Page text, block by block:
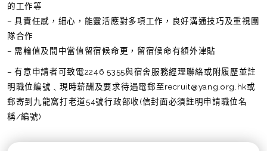
的工作等
– 具責任感，細心，能靈活應對多項工作，良好溝通技巧及重視團
隊合作
– 需輪值及間中當值留宿候命更，留宿候命有額外津貼
– 有意申請者可致電2246 5355與宿舍服務經理聯絡或附履歷並註
明職位編號﹑現時薪酬及要求待遇電郵至recruit@yang.org.hk或
郵寄到九龍窩打老道54號行政部收(信封面必須註明申請職位名
稱/編號)